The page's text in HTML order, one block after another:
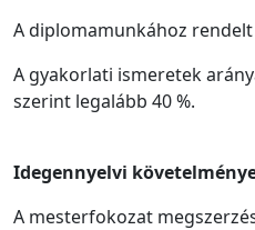
A diplomamunkához
A gyakorlati ismeretek
szerint legalább 40 %.
Idegennyelvi
A mesterfokozat